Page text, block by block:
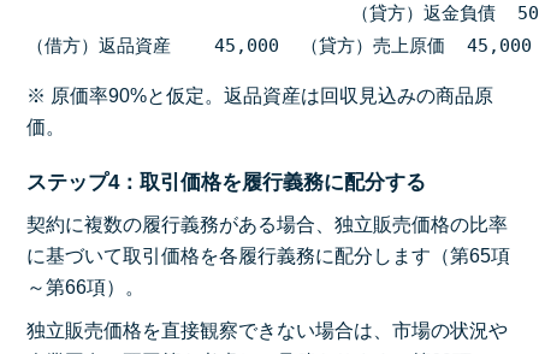
（貸方）返金負債
※ 原価率90%と仮定。返品資産は回収見込みの商品原
価。
ステップ4：取引価格を履行義務に配分する
契約に複数の履行義務がある場合、独立販売価格の比率
に基づいて取引価格を各履行義務に配分します（第65項
～第66項）。
独立販売価格を直接観察できない場合は、市場の状況や